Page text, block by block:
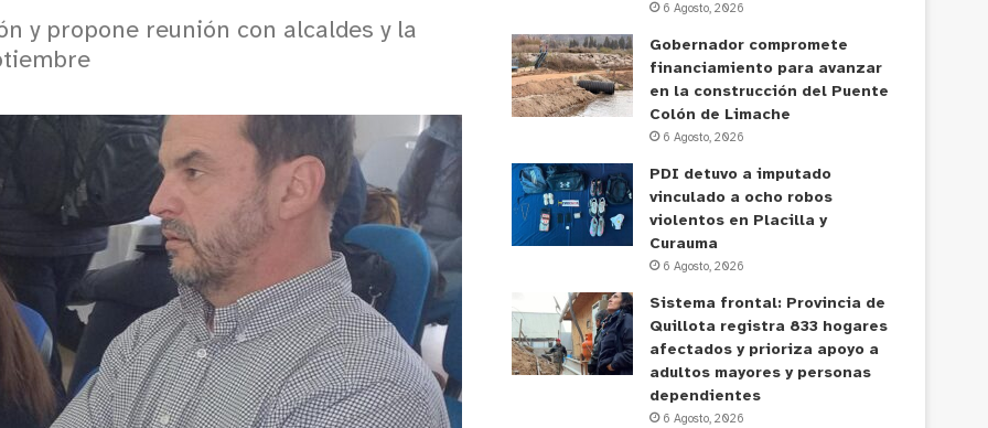
y propone reunión con alcaldes y la
6 Agosto, 2026
Gobernador compromete
financiamiento para avanzar
en la construcción del Puente
Colón de Limache
6 Agosto, 2026
PDI detuvo a imputado
vinculado a ocho robos
violentos en Placilla y
Curauma
6 Agosto, 2026
Sistema frontal: Provincia de
Quillota registra 833 hogares
afectados y prioriza apoyo a
adultos mayores y personas
dependientes
6 Agosto, 2026